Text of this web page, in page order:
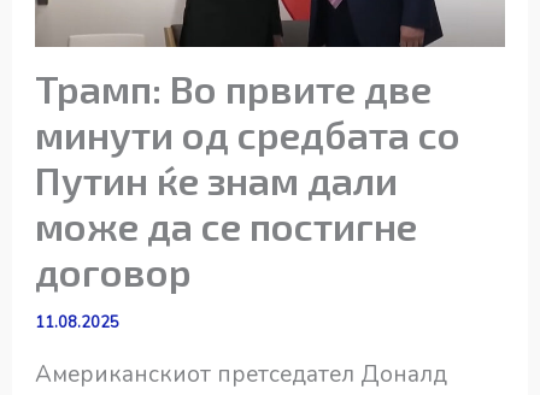
Трамп: Во првите две
минути од средбата со
Путин ќе знам дали
може да се постигне
договор
11.08.2025
Американскиот претседател Доналд